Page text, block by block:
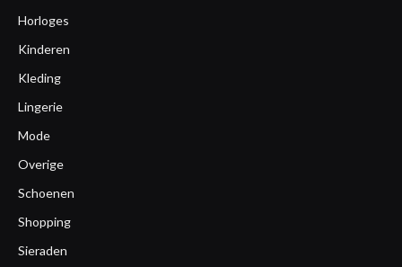
Horloges
Kinderen
Kleding
Lingerie
Mode
Overige
Schoenen
Shopping
Sieraden